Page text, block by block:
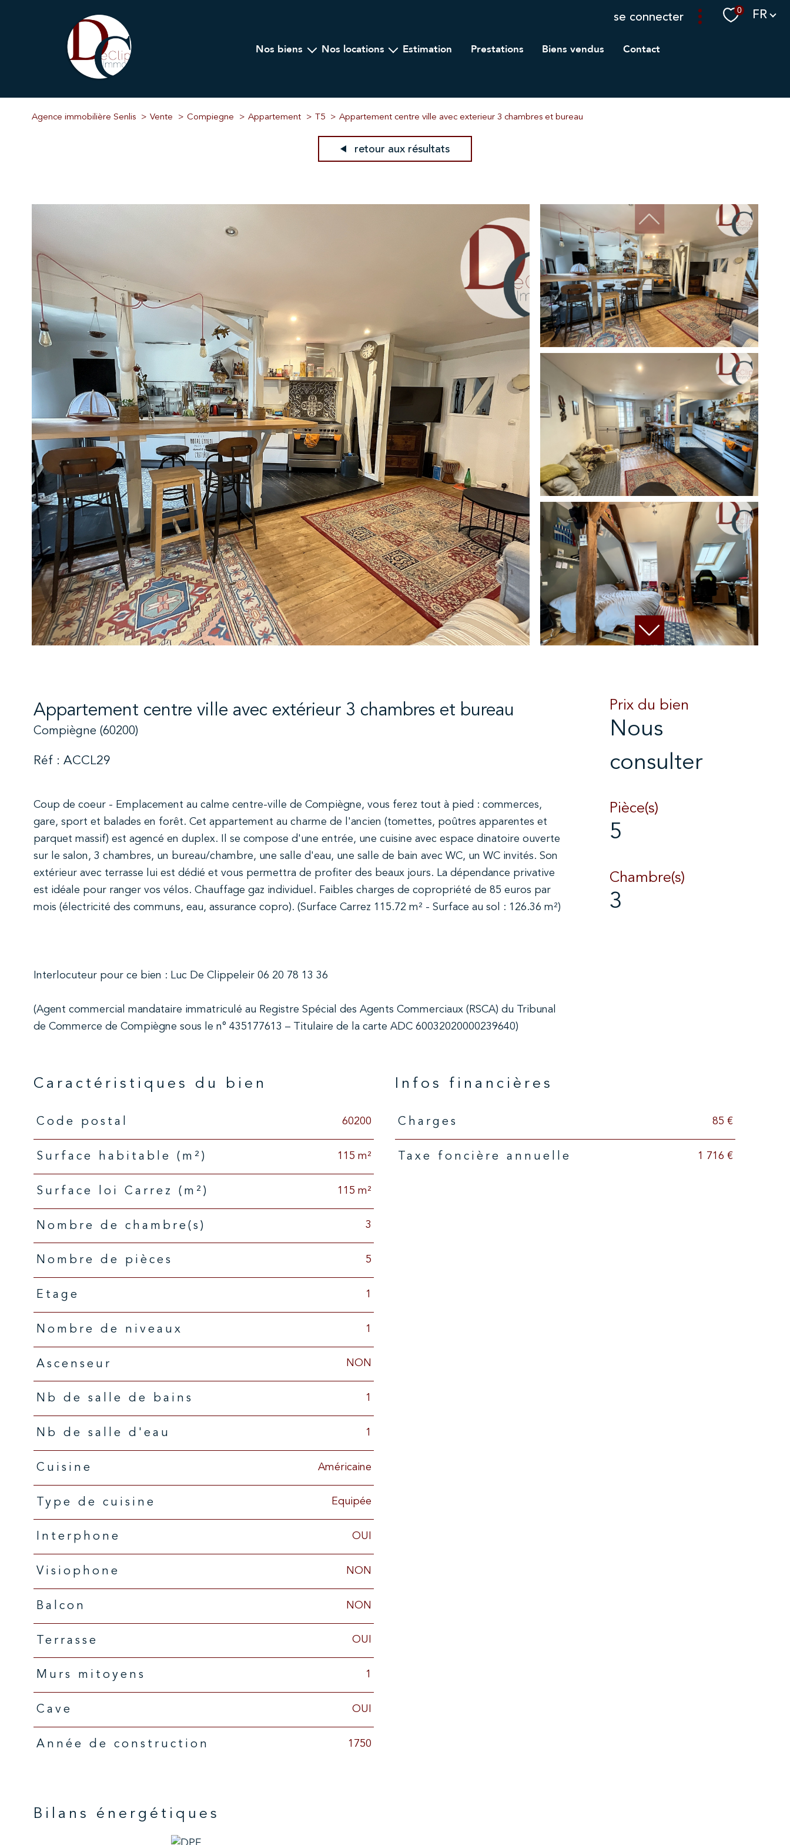
se connecter 0 Langue
FR
nos biens
Programme Neuf
Immobilier Professionnel
nos locations
Locations saisonnières
estimation prestations biens vendus contact
Agence immobilière Senlis Vente Compiegne Appartement T5 Appartement centre ville avec exterieur 3 chambres et bureau
retour aux résultats
Appartement centre ville avec extérieur 3 chambres et bureau
Compiègne (60200)
Réf : ACCL29
Coup de coeur - Emplacement au calme centre-ville de Compiègne, vous ferez tout à pied : commerces,
gare, sport et balades en forêt. Cet appartement au charme de l'ancien (tomettes, poûtres apparentes et
parquet massif) est agencé en duplex. Il se compose d'une entrée, une cuisine avec espace dinatoire ouverte
sur le salon, 3 chambres, un bureau/chambre, une salle d'eau, une salle de bain avec WC, un WC invités. Son
extérieur avec terrasse lui est dédié et vous permettra de profiter des beaux jours. La dépendance privative
est idéale pour ranger vos vélos. Chauffage gaz individuel. Faibles charges de copropriété de 85 euros par
mois (électricité des communs, eau, assurance copro). (Surface Carrez 115.72 m² - Surface au sol : 126.36 m²)
Interlocuteur pour ce bien : Luc De Clippeleir 06 20 78 13 36
(Agent commercial mandataire immatriculé au Registre Spécial des Agents Commerciaux (RSCA) du Tribunal
de Commerce de Compiègne sous le n° 435177613 – Titulaire de la carte ADC 60032020000239640)
Prix du bien
Nous
consulter
Pièce(s)
5
Chambre(s)
3
Caractéristiques du bien
Caractéristiques Valeurs
Code postal 60200
Surface habitable (m²) 115 m²
Surface loi Carrez (m²) 115 m²
Nombre de chambre(s) 3
Nombre de pièces 5
Etage 1
Nombre de niveaux 1
Ascenseur NON
Nb de salle de bains 1
Nb de salle d'eau 1
Cuisine Américaine
Type de cuisine Equipée
Interphone OUI
Visiophone NON
Balcon NON
Terrasse OUI
Murs mitoyens 1
Cave OUI
Année de construction 1750
Infos financières
Caractéristiques
Charges 85 €
Taxe foncière annuelle 1 716 €
Bilans énergétiques